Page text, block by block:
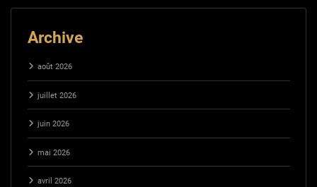
Archive
août 2026
juillet 2026
juin 2026
mai 2026
avril 2026